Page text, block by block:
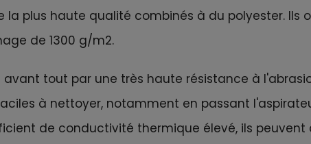
la plus haute qualité combinés à du polyester. Ils
de 1300 g/m2.
avant tout par une très haute résistance à
à nettoyer, notamment en passant
de conductivité thermique élevé, ils